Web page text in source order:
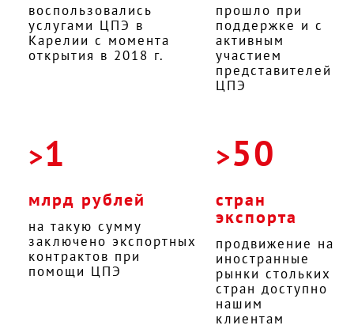
воспользовались
услугами ЦПЭ в
Карелии с момента
открытия в 2018 г.
прошло при
поддержке и с
активным
участием
представителей
ЦПЭ
>1
млрд рублей
на такую сумму
заключено экспортных
контрактов при
помощи ЦПЭ
>50
стран
экспорта
продвижение на
иностранные
рынки стольких
стран доступно
нашим
клиентам